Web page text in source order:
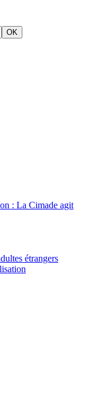
OK
: La Cimade agit
étrangers